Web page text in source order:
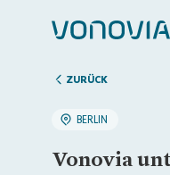
Zuhause finden
ZURÜCK
BERLIN
Vonovia